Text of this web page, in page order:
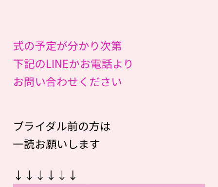
式の予定が分かり次第
下記のLINEかお電話より
お問い合わせください
ブライダル前の方は
一読お願いします
↓↓↓↓↓↓